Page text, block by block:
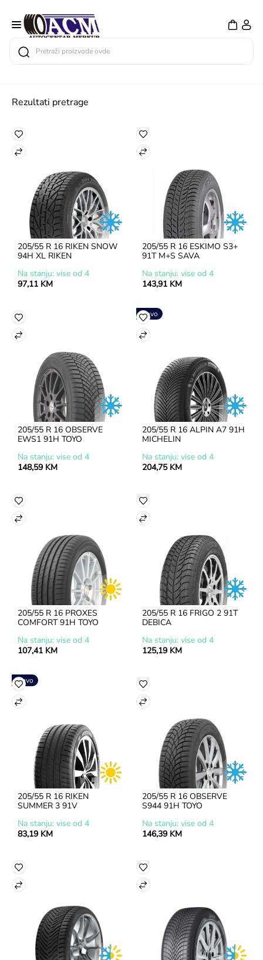
Search
Rezultati pretrage
205/55 R 16 RIKEN SNOW
94H XL RIKEN
Na stanju: vise od 4
97,11 KM
205/55 R 16 ESKIMO S3+
91T M+S SAVA
Na stanju: vise od 4
143,91 KM
205/55 R 16 OBSERVE
EWS1 91H TOYO
Na stanju: vise od 4
148,59 KM
Novo
205/55 R 16 ALPIN A7 91H
MICHELIN
Na stanju: vise od 4
204,75 KM
205/55 R 16 PROXES
COMFORT 91H TOYO
Na stanju: vise od 4
107,41 KM
205/55 R 16 FRIGO 2 91T
DEBICA
Na stanju: vise od 4
125,19 KM
Novo
205/55 R 16 RIKEN
SUMMER 3 91V
Na stanju: vise od 4
83,19 KM
205/55 R 16 OBSERVE
S944 91H TOYO
Na stanju: vise od 4
146,39 KM